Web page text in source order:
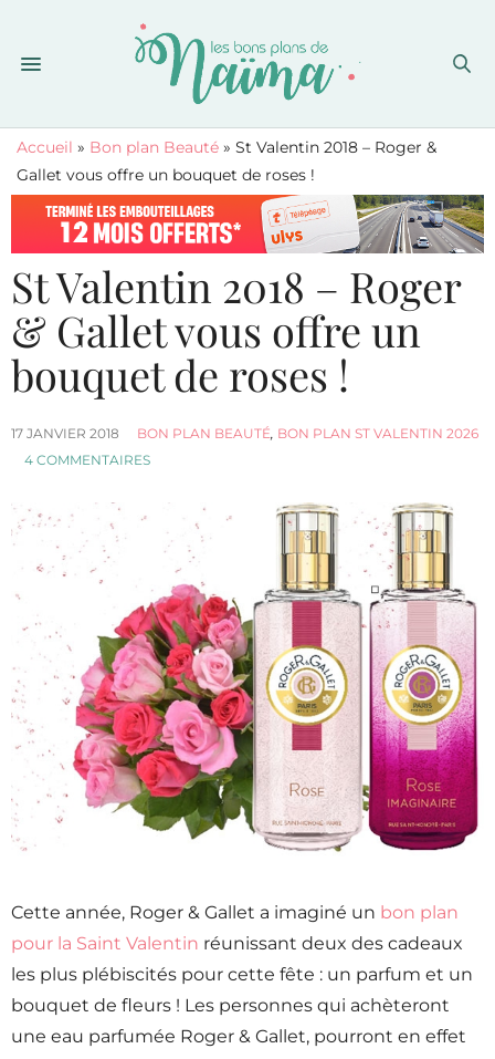
Accueil » Bon plan Beauté » St Valentin 2018 – Roger &
Gallet vous offre un bouquet de roses !
St Valentin 2018 – Roger
& Gallet vous offre un
bouquet de roses !
17 JANVIER 2018 BON PLAN BEAUTÉ, BON PLAN ST VALENTIN 2026
4 COMMENTAIRES
Cette année, Roger & Gallet a imaginé un bon plan
pour la Saint Valentin réunissant deux des cadeaux
les plus plébiscités pour cette fête : un parfum et un
bouquet de fleurs ! Les personnes qui achèteront
une eau parfumée Roger & Gallet, pourront en effet